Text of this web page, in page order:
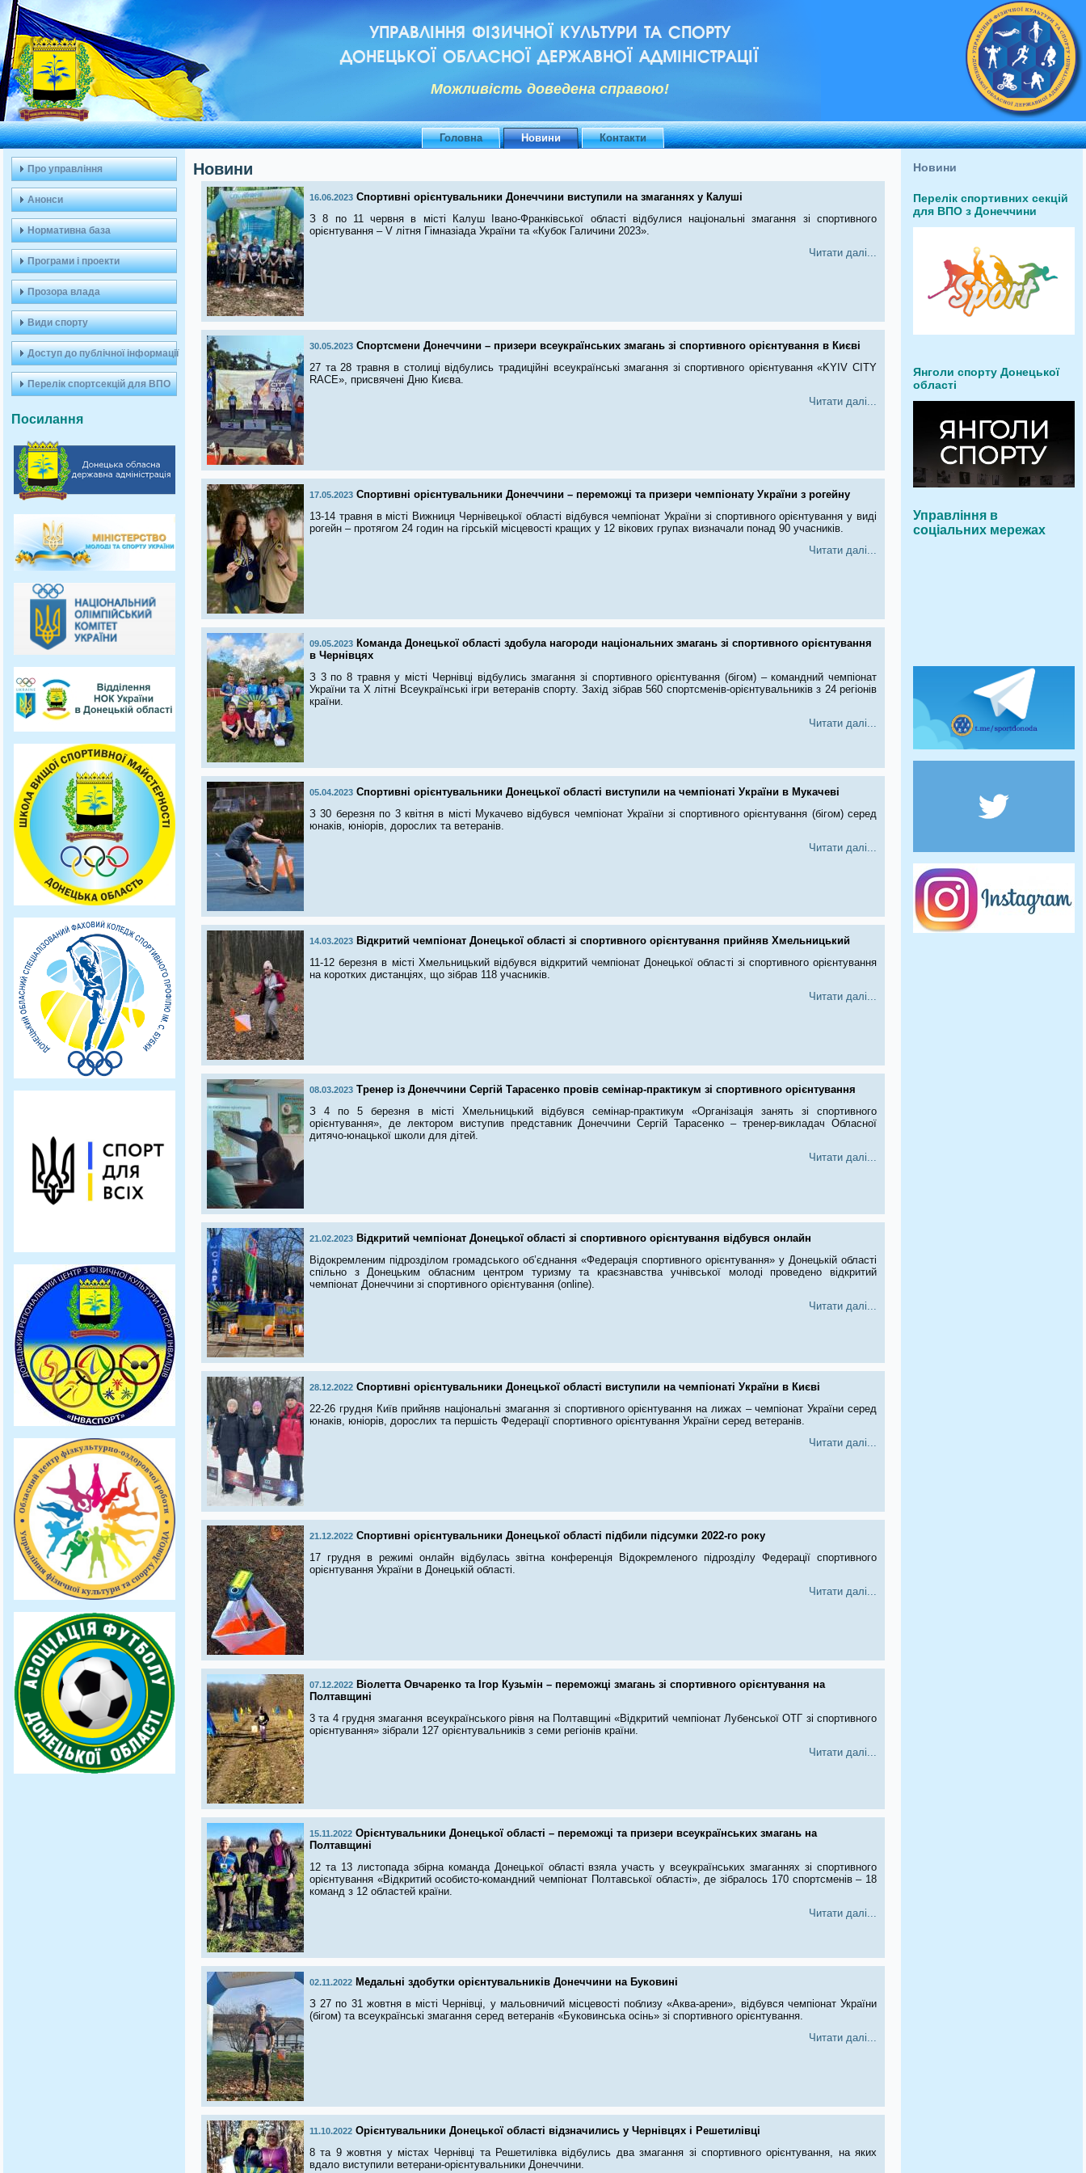
УПРАВЛІННЯ ФІЗИЧНОЇ КУЛЬТУРИ ТА СПОРТУ
ДОНЕЦЬКОЇ ОБЛАСНОЇ ДЕРЖАВНОЇ АДМІНІСТРАЦІЇ
Можливiсть доведена справою!
Головна Новини Контакти
Про управління
Анонси
Нормативна база
Програми і проекти
Прозора влада
Види спорту
Доступ до публічної інформації
Перелік спортсекцій для ВПО
Посилання
Новини
16.06.2023 Спортивні орієнтувальники Донеччини виступили на змаганнях у Калуші
З 8 по 11 червня в місті Калуш Івано-Франківської області відбулися національні змагання зі спортивного
орієнтування – V літня Гімназіада України та «Кубок Галичини 2023».
Читати далі...
30.05.2023 Спортсмени Донеччини – призери всеукраїнських змагань зі спортивного орієнтування в Києві
27 та 28 травня в столиці відбулись традиційні всеукраїнські змагання зі спортивного орієнтування «KYIV CITY
RACE», присвячені Дню Києва.
Читати далі...
17.05.2023 Спортивні орієнтувальники Донеччини – переможці та призери чемпіонату України з рогейну
13-14 травня в місті Вижниця Чернівецької області відбувся чемпіонат України зі спортивного орієнтування у виді
рогейн – протягом 24 годин на гірській місцевості кращих у 12 вікових групах визначали понад 90 учасників.
Читати далі...
09.05.2023 Команда Донецької області здобула нагороди національних змагань зі спортивного орієнтування
в Чернівцях
З 3 по 8 травня у місті Чернівці відбулись змагання зі спортивного орієнтування (бігом) – командний чемпіонат
України та Х літні Всеукраїнські ігри ветеранів спорту. Захід зібрав 560 спортсменів-орієнтувальників з 24 регіонів
країни.
Читати далі...
05.04.2023 Спортивні орієнтувальники Донецької області виступили на чемпіонаті України в Мукачеві
З 30 березня по 3 квітня в місті Мукачево відбувся чемпіонат України зі спортивного орієнтування (бігом) серед
юнаків, юніорів, дорослих та ветеранів.
Читати далі...
14.03.2023 Відкритий чемпіонат Донецької області зі спортивного орієнтування прийняв Хмельницький
11-12 березня в місті Хмельницький відбувся відкритий чемпіонат Донецької області зі спортивного орієнтування
на коротких дистанціях, що зібрав 118 учасників.
Читати далі...
08.03.2023 Тренер із Донеччини Сергій Тарасенко провів семінар-практикум зі спортивного орієнтування
З 4 по 5 березня в місті Хмельницький відбувся семінар-практикум «Організація занять зі спортивного
орієнтування», де лектором виступив представник Донеччини Сергій Тарасенко – тренер-викладач Обласної
дитячо-юнацької школи для дітей.
Читати далі...
21.02.2023 Відкритий чемпіонат Донецької області зі спортивного орієнтування відбувся онлайн
Відокремленим підрозділом громадського об’єднання «Федерація спортивного орієнтування» у Донецькій області
спільно з Донецьким обласним центром туризму та краєзнавства учнівської молоді проведено відкритий
чемпіонат Донеччини зі спортивного орієнтування (online).
Читати далі...
28.12.2022 Спортивні орієнтувальники Донецької області виступили на чемпіонаті України в Києві
22-26 грудня Київ прийняв національні змагання зі спортивного орієнтування на лижах – чемпіонат України серед
юнаків, юніорів, дорослих та першість Федерації спортивного орієнтування України серед ветеранів.
Читати далі...
21.12.2022 Спортивні орієнтувальники Донецької області підбили підсумки 2022-го року
17 грудня в режимі онлайн відбулась звітна конференція Відокремленого підрозділу Федерації спортивного
орієнтування України в Донецькій області.
Читати далі...
07.12.2022 Віолетта Овчаренко та Ігор Кузьмін – переможці змагань зі спортивного орієнтування на
Полтавщині
3 та 4 грудня змагання всеукраїнського рівня на Полтавщині «Відкритий чемпіонат Лубенської ОТГ зі спортивного
орієнтування» зібрали 127 орієнтувальників з семи регіонів країни.
Читати далі...
15.11.2022 Орієнтувальники Донецької області – переможці та призери всеукраїнських змагань на
Полтавщині
12 та 13 листопада збірна команда Донецької області взяла участь у всеукраїнських змаганнях зі спортивного
орієнтування «Відкритий особисто-командний чемпіонат Полтавської області», де зібралось 170 спортсменів – 18
команд з 12 областей країни.
Читати далі...
02.11.2022 Медальні здобутки орієнтувальників Донеччини на Буковині
З 27 по 31 жовтня в місті Чернівці, у мальовничий місцевості поблизу «Аква-арени», відбувся чемпіонат України
(бігом) та всеукраїнські змагання серед ветеранів «Буковинська осінь» зі спортивного орієнтування.
Читати далі...
11.10.2022 Орієнтувальники Донецької області відзначились у Чернівцях і Решетилівці
8 та 9 жовтня у містах Чернівці та Решетилівка відбулись два змагання зі спортивного орієнтування, на яких
вдало виступили ветерани-орієнтувальники Донеччини.
Новини
Перелік спортивних секцій
для ВПО з Донеччини
Янголи спорту Донецької
області
Управління в
соціальних мережах